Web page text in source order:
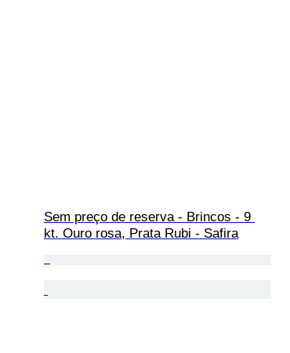
Sem preço de reserva - Brincos - 9
kt. Ouro rosa, Prata Rubi - Safira